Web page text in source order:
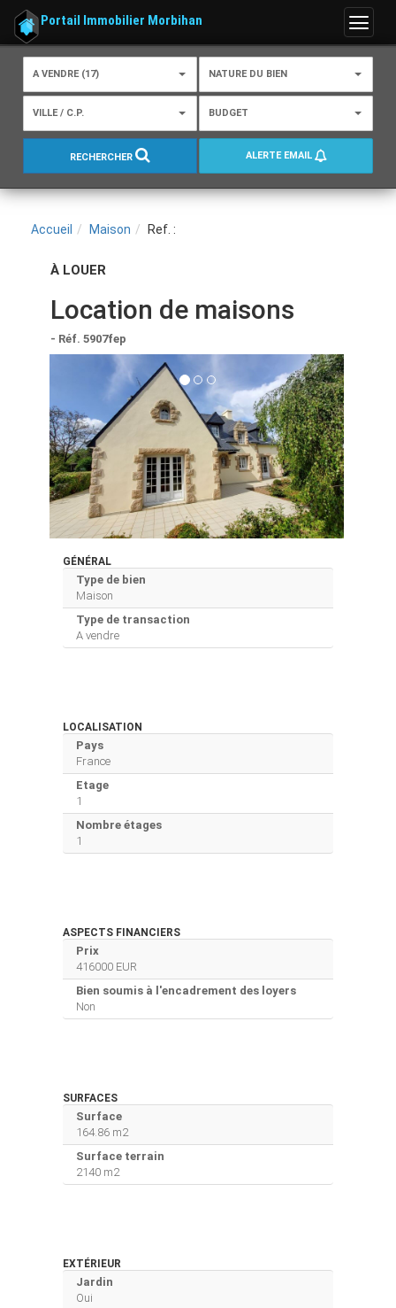
Menu
Portail Immobilier Morbihan
A VENDRE (17) NATURE DU BIEN
VILLE / C.P. BUDGET
RECHERCHER ALERTE EMAIL
Accueil Maison Ref. :
À LOUER
Location de maisons
- Réf. 5907fep
GÉNÉRAL
Type de bien
Maison
Type de transaction
A vendre
LOCALISATION
Pays
France
Etage
1
Nombre étages
1
ASPECTS FINANCIERS
Prix
416000 EUR
Bien soumis à l'encadrement des loyers
Non
SURFACES
Surface
164.86 m2
Surface terrain
2140 m2
EXTÉRIEUR
Jardin
Oui